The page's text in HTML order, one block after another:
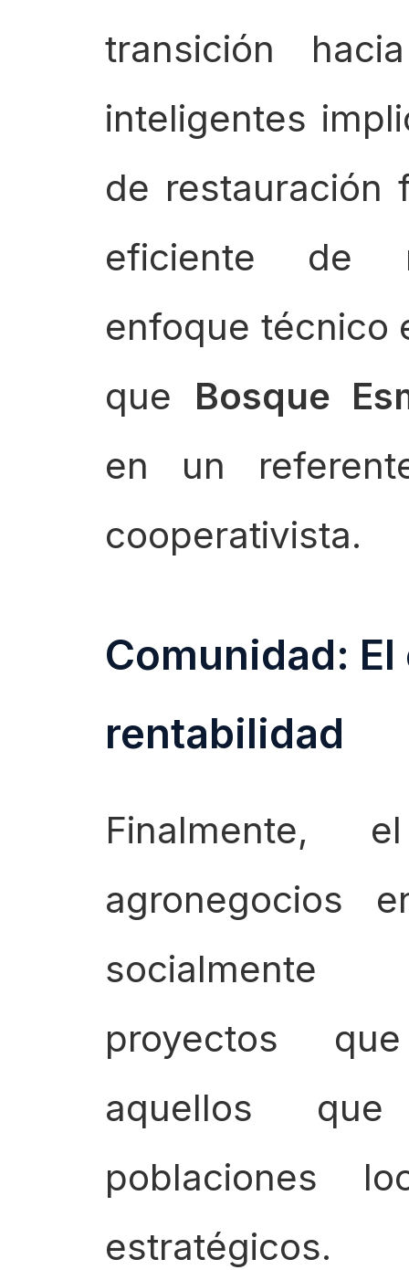
transición
inteligentes
de restauración
eficiente de
enfoque técnico
que Bosque
en un
cooperativista.
Comunidad: El
rentabilidad
agronegocios
socialmente
proyectos
aquellos
poblaciones